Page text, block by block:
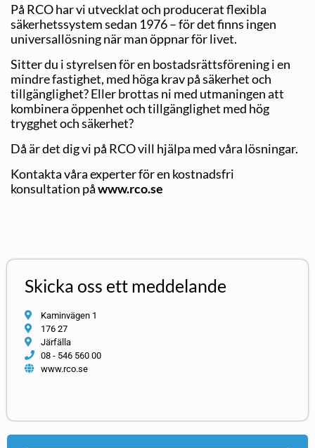
På RCO har vi utvecklat och producerat flexibla
säkerhetssystem sedan 1976 – för det finns ingen
universallösning när man öppnar för livet.
Sitter du i styrelsen för en bostadsrättsförening i en
mindre fastighet, med höga krav på säkerhet och
tillgänglighet? Eller brottas ni med utmaningen att
kombinera öppenhet och tillgänglighet med hög
trygghet och säkerhet?
Då är det dig vi på RCO vill hjälpa med våra lösningar.
Kontakta våra experter för en kostnadsfri
konsultation påwww.rco.se
Skicka oss ett meddelande
Kaminvägen 1
176 27
Järfälla
08 - 546 560 00
www.rco.se